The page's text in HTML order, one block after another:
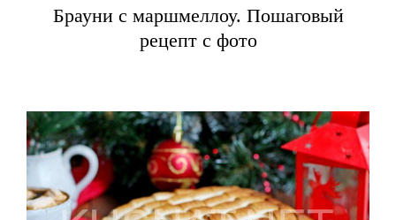
Брауни с маршмеллоу. Пошаговый
рецепт с фото